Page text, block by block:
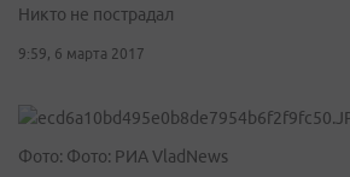
Никто не пострадал
9:59, 6 марта 2017
Фото: Фото: РИА VladNews